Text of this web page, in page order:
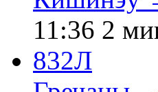
11:36 2
832Л